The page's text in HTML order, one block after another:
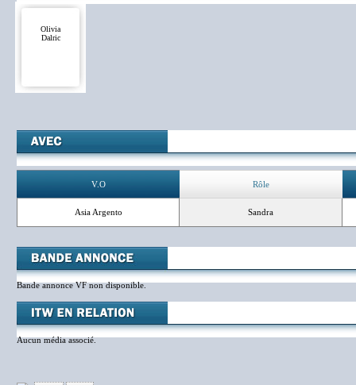
Olivia
Dalric
V.O Rôle
Asia Argento Sandra
Bande annonce VF non disponible.
Aucun média associé.